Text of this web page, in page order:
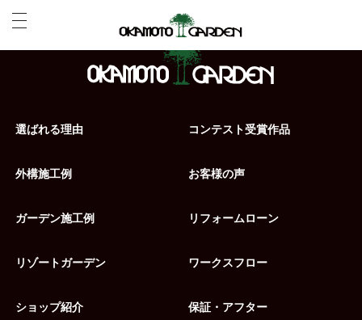
選ばれる理由
外構施工例
ガーデン施工例
リゾートガーデン
ショップ紹介
コンテスト受賞作品
お客様の声
リフォームローン
ワークスフロー
保証・アフター